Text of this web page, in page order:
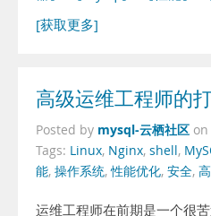
[获取更多]
高级运维工程师的
Posted by mysql-云栖社区 on
Tags: Linux, Nginx, shell,
能, 操作系统,性能优化, 安全,
运维工程师在前期是一个很